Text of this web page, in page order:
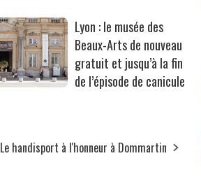
Lyon : le musée des
Beaux-Arts de nouveau
gratuit et jusqu’à la fin
de l’épisode de canicule
Le handisport à l'honneur à Dommartin